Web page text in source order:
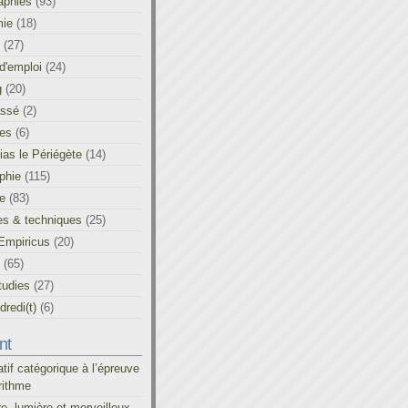
(18)
(27)
(24)
(20)
(2)
(6)
le Périégète (14)
(115)
(83)
& techniques (25)
(20)
(65)
(27)
(6)
catégorique à l’épreuve